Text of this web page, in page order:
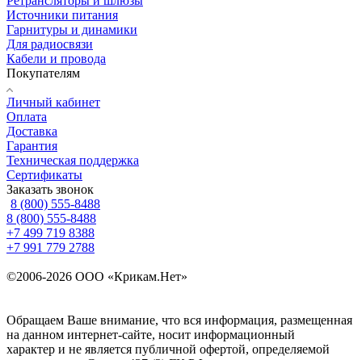
Источники питания
Гарнитуры и динамики
Для радиосвязи
Кабели и провода
Покупателям
Личный кабинет
Оплата
Доставка
Гарантия
Техническая поддержка
Сертификаты
Заказать звонок
8 (800) 555-8488
8 (800) 555-8488
+7 499 719 8388
+7 991 779 2788
©2006-2026 ООО «Крикам.Нет»
Обращаем Ваше внимание, что вся информация, размещенная
на данном интернет-сайте, носит информационный
характер и не является публичной офертой, определяемой